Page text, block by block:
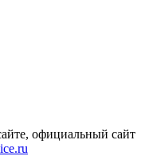
официальный сайт